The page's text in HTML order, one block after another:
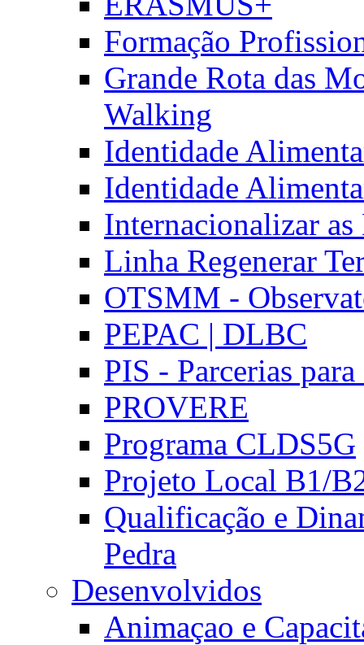
Formação
Grande Rota das
Walking
Identidade
Identidade
Internacionalizar
Linha Regenerar
OTSMM -
PEPAC | DLBC
PIS - Parcerias
PROVERE
Programa CLDS5G
Projeto Local B1/
Qualificação e
Pedra
Desenvolvidos
Animaçao e